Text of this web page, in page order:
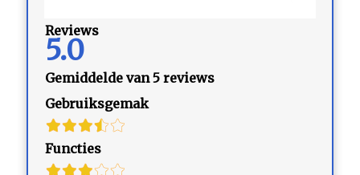
Reviews
5.0
Gemiddelde van 5 reviews
Gebruiksgemak
Functies